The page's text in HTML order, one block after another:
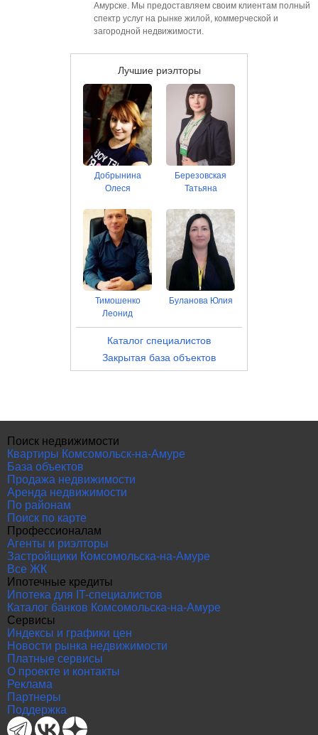
Амурске. Мы предоставляем своим клиентам полный
спектр услуг на рынке жилой, коммерческой и
загородной недвижимости.
Лучшие риэлторы
Добрынина
Олеся
Березовская
Татьяна
Тимошенко
Леонид
Буланова Юлия
Каталог специалистов
Закрытая база объектов
Поиск недвижимости
Квартиры Комсомольск-на-Амуре
База объектов
Продажа недвижимости
Аренда недвижимости
По районам
Поиск по карте
Профессионалам
Агенты и риэлторы
Застройщики Комсомольска-на-Амуре
Все ЖК
Ипотечные кредиты
Ипотека для IT-специалистов
Каталог банков Комсомольска-на-Амуре
Сервисы
Индексы и графики цен
Новости рынка недвижимости
Платные сервисы
О проекте и контакты
Реклама
Партнеры
Поддержка